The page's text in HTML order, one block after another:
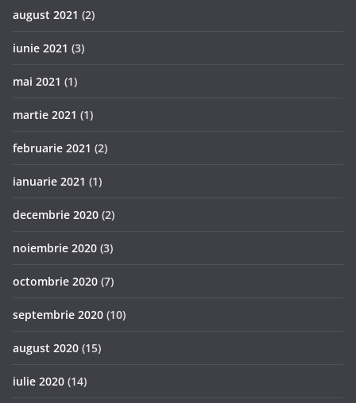
august 2021 (2)
iunie 2021 (3)
mai 2021 (1)
martie 2021 (1)
februarie 2021 (2)
ianuarie 2021 (1)
decembrie 2020 (2)
noiembrie 2020 (3)
octombrie 2020 (7)
septembrie 2020 (10)
august 2020 (15)
iulie 2020 (14)